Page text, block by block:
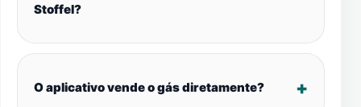
Stoffel?
O aplicativo vende o gás diretamente?